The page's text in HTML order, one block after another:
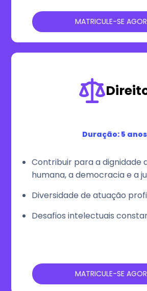
MATRICULE-SE
Duração: 5 anos
Contribuir para a dignidade
humana, a democracia e a
Diversidade de atuação
Desafios intelectuais
MATRICULE-SE